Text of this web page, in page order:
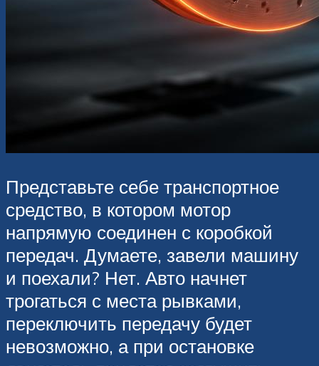
Представьте себе транспортное
средство, в котором мотор
напрямую соединен с коробкой
передач. Думаете, завели машину
и поехали? Нет. Авто начнет
трогаться с места рывками,
переключить передачу будет
невозможно, а при остановке